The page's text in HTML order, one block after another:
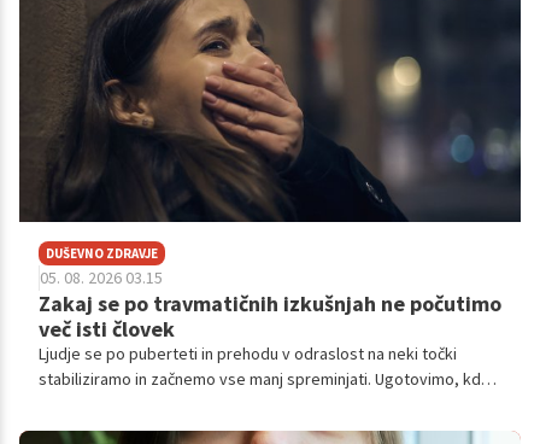
postanejo žejni, preden začnejo piti.
DUŠEVNO ZDRAVJE
05. 08. 2026 03.15
Zakaj se po travmatičnih izkušnjah ne počutimo
več isti človek
Ljudje se po puberteti in prehodu v odraslost na neki točki
stabiliziramo in začnemo vse manj spreminjati. Ugotovimo, kdo
ustreza.